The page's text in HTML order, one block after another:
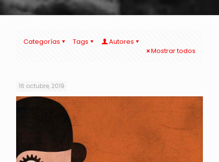
Categorías Tags
Autores
Mostrar todos
16 octubre, 2019